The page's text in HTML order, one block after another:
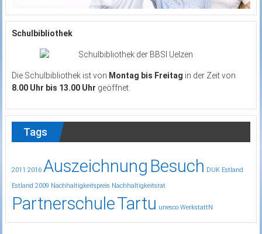
Schulbibliothek
Die Schulbibliothek ist von Montag bis Freitag in der Zeit von
8.00 Uhr bis 13.00 Uhr geöffnet.
Tags
2011 2016 Auszeichnung Besuch DUK Estland
Estland 2009 Nachhaltigkeitspreis Nachhaltigkeitsrat
PartnerschuleTartu unesco WerkstattN